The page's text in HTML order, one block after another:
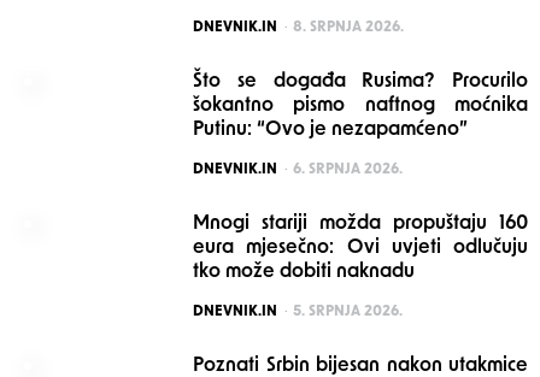
POSTED
DNEVNIK.IN 8. SRPNJA 2026.
Što se događa Rusima? Procurilo
šokantno pismo naftnog moćnika
Putinu: “Ovo je nezapamćeno”
POSTED
DNEVNIK.IN 6. SRPNJA 2026.
Mnogi stariji možda propuštaju 160
eura mjesečno: Ovi uvjeti odlučuju
tko može dobiti naknadu
POSTED
DNEVNIK.IN 5. SRPNJA 2026.
Poznati Srbin bijesan nakon utakmice